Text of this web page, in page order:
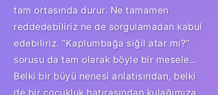
tam ortasında durur. Ne tamamen
reddedebiliriz ne de sorgulamadan kabul
edebiliriz. “Kaplumbağa siğil atar mı?”
sorusu da tam olarak böyle bir mesele…
Belki bir büyü nenesi anlatısından, belki
de bir çocukluk hatırasından kulağımıza